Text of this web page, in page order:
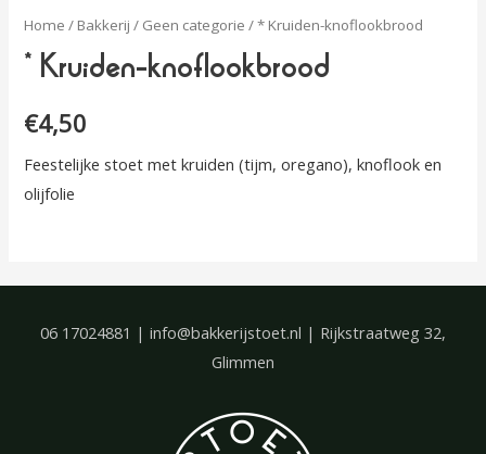
Home / Bakkerij / Geen categorie / * Kruiden-knoflookbrood
* Kruiden-knoflookbrood
€4,50
Feestelijke stoet met kruiden (tijm, oregano), knoflook en
olijfolie
06 17024881 | info@bakkerijstoet.nl | Rijkstraatweg 32,
Glimmen